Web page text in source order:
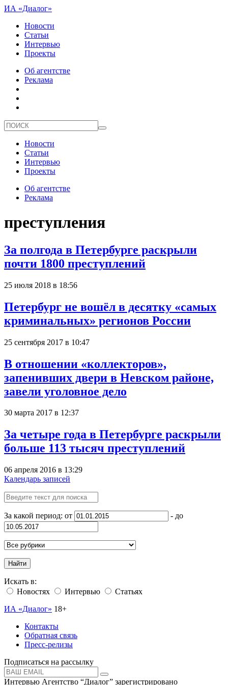
ИА «Диалог»
Новости
Статьи
Интервью
Проекты
Об агентстве
Реклама
Новости
Статьи
Интервью
Проекты
Об агентстве
Реклама
преступления
За полгода в Петербурге раскрыли
почти 1800 преступлений
25 июля 2018 в 18:56
Петербург не вошёл в десятку «самых
криминальных» регионов России
25 сентября 2017 в 10:47
В отношении «коллекторов»,
запенивших двери в Невском районе,
завели уголовное дело
30 марта 2017 в 12:37
За четыре года в Петербурге раскрыли
больше 113 тысяч преступлений
06 апреля 2016 в 13:29
Календарь записей
За какой период: от - до
Найти
Искать в:
Новостях
Интервью
Статьях
ИА «Диалог» 18+
Контакты
Обратная связь
Пресс-релизы
Подписаться на рассылку
Интервью Агентство “Диалог” зарегистрировано